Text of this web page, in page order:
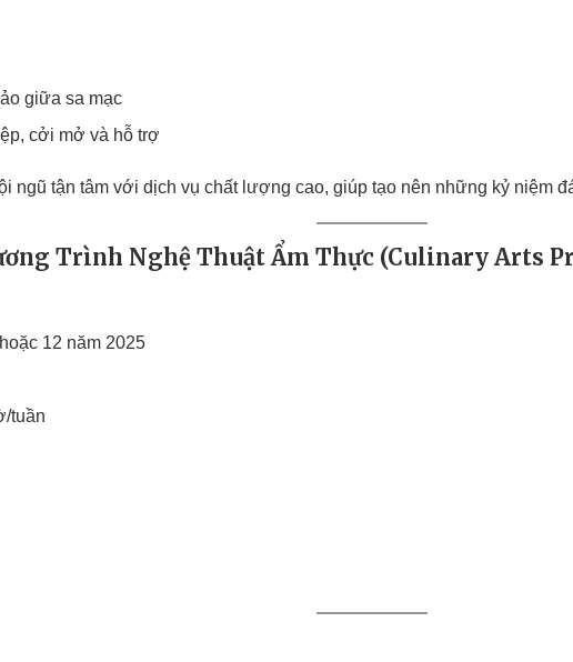
giữa sa mạc
cởi mở và hỗ trợ
ngũ tận tâm với dịch vụ chất lượng cao, giúp tạo nên những kỷ niệm
Trình Nghệ Thuật Ẩm Thực (Culinary Arts
12 năm 2025
tuần